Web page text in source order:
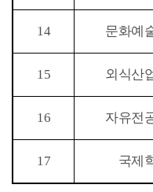
14 문화예
15 외식산
16 자유전
17 국제